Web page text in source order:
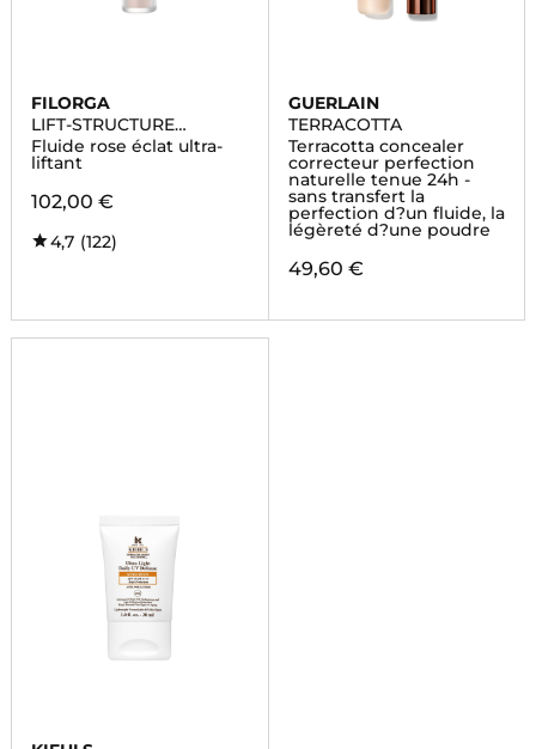
FILORGA
LIFT-STRUCTURE
RADIANCE
Fluide rose éclat ultra-
liftant
102,00 €
4,7 (122)
GUERLAIN
TERRACOTTA
Terracotta concealer
correcteur perfection
naturelle tenue 24h -
sans transfert la
perfection d?un fluide, la
légèreté d?une poudre
49,60 €